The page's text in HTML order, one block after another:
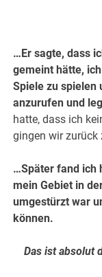
…Er sagte, dass
gemeint hätte,
Spiele zu spielen
anzurufen und
hatte, dass ich
gingen wir zurück
…Später fand ich
mein Gebiet in
umgestürzt war
können.
Das ist absolut